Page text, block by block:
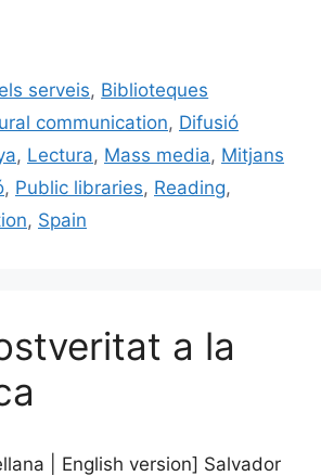
e
dI
n
p
ar
te
ix
serveis, Biblioteques
communication, Difusió
, Lectura, Mass media, Mitjans
, Public libraries, Reading,
, Spain
a la
| English version] Salvador